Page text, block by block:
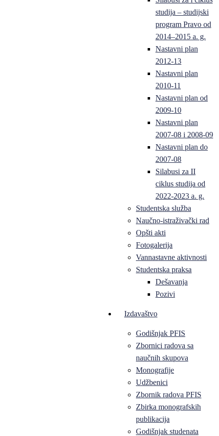
studija – studijski
program Pravo od
2014–2015 a. g.
Nastavni plan
2012-13
Nastavni plan
2010-11
Nastavni plan od
2009-10
Nastavni plan
2007-08 i 2008-09
Nastavni plan do
2007-08
Silabusi za II
ciklus studija od
2022-2023 a. g.
Studentska služba
Naučno-istraživački rad
Opšti akti
Fotogalerija
Vannastavne aktivnosti
Studentska praksa
Dešavanja
Pozivi
Izdavaštvo
Godišnjak PFIS
Zbornici radova sa
naučnih skupova
Monografije
Udžbenici
Zbornik radova PFIS
Zbirka monografskih
publikacija
Godišnjak studenata